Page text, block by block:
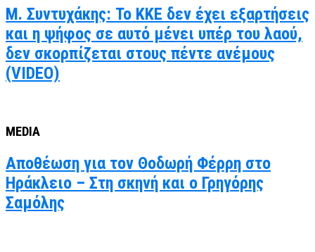
Μ. Συντυχάκης: Το ΚΚΕ δεν έχει εξαρτήσεις
και η ψήφος σε αυτό μένει υπέρ του λαού,
δεν σκορπίζεται στους πέντε ανέμους
(VIDEO)
MEDIA
Αποθέωση για τον Θοδωρή Φέρρη στο
Ηράκλειο – Στη σκηνή και ο Γρηγόρης
Σαμόλης